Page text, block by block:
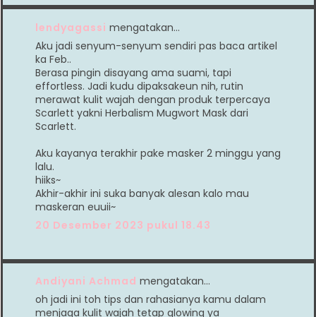
lendyagassi mengatakan…
Aku jadi senyum-senyum sendiri pas baca artikel
ka Feb..
Berasa pingin disayang ama suami, tapi
effortless. Jadi kudu dipaksakeun nih, rutin
merawat kulit wajah dengan produk terpercaya
Scarlett yakni Herbalism Mugwort Mask dari
Scarlett.
Aku kayanya terakhir pake masker 2 minggu yang
lalu.
hiiks~
Akhir-akhir ini suka banyak alesan kalo mau
maskeran euuii~
20 Desember 2023 pukul 18.43
Andiyani Achmad mengatakan…
oh jadi ini toh tips dan rahasianya kamu dalam
menjaga kulit wajah tetap glowing ya